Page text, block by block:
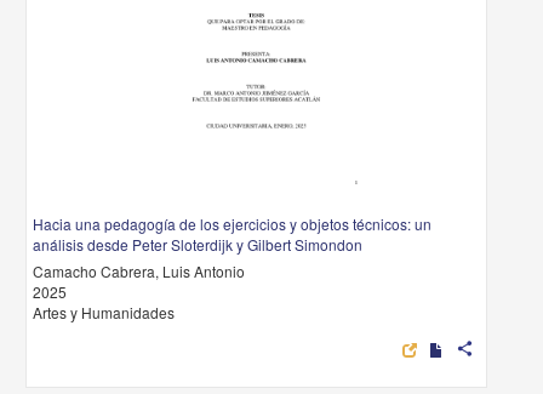
Hacia una pedagogía de los ejercicios y objetos técnicos: un
análisis desde Peter Sloterdijk y Gilbert Simondon
Camacho Cabrera, Luis Antonio
2025
Artes y Humanidades
share